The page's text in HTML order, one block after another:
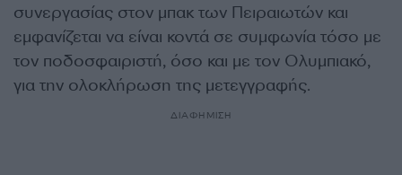
συνεργασίας στον μπακ των Πειραιωτών και
εμφανίζεται να είναι κοντά σε συμφωνία τόσο με
τον ποδοσφαιριστή, όσο και με τον Ολυμπιακό,
για την ολοκλήρωση της μετεγγραφής.
ΔΙΑΦΗΜΙΣΗ